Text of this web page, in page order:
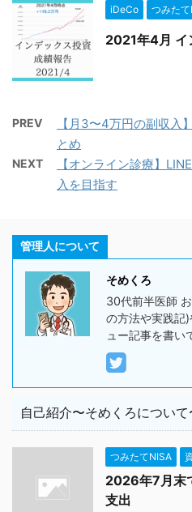
iDeCo つみた
2021年4月 イ
PREV
【月3〜4万円の副収入
とめ
NEXT
【オンライン診療】
入を目指す
管理人について
そめくろ
30代前半医師
の方法や実践記
ュー記事を書い
自己紹介〜そめくろについて
つみたてNISA
2026年7月末
支出